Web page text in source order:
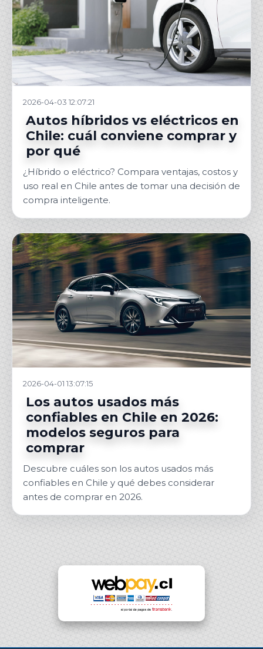
2026-04-03 12:07:21
Autos híbridos vs eléctricos en
Chile: cuál conviene comprar y
por qué
¿Híbrido o eléctrico? Compara ventajas, costos y
uso real en Chile antes de tomar una decisión de
compra inteligente.
2026-04-01 13:07:15
Los autos usados más
confiables en Chile en 2026:
modelos seguros para
comprar
Descubre cuáles son los autos usados más
confiables en Chile y qué debes considerar
antes de comprar en 2026.